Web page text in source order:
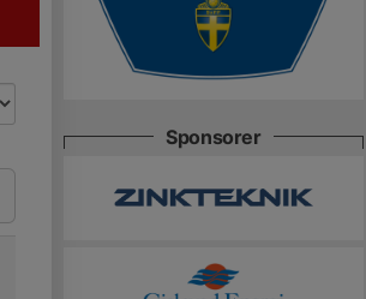
Sponsorer